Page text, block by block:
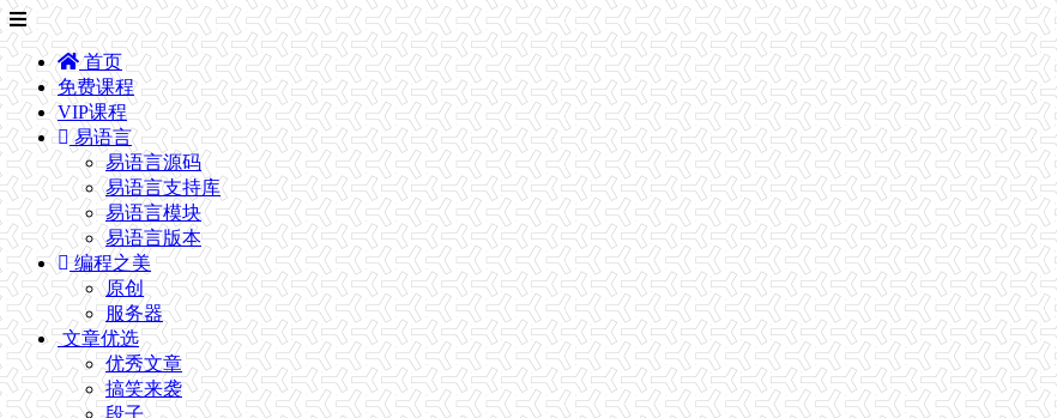
首页
免费课程
VIP课程
易语言
易语言源码
易语言支持库
易语言模块
易语言版本
编程之美
原创
服务器
文章优选
优秀文章
搞笑来袭
段子